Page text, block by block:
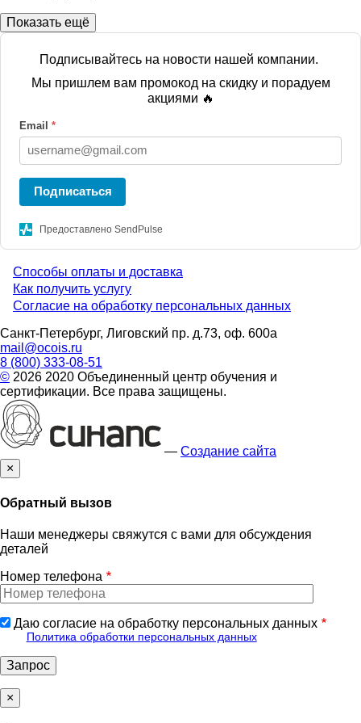
Показать ещё
Подписывайтесь на новости нашей компании.
Мы пришлем вам промокод на скидку и порадуем
акциями 🔥
Email *
Подписаться
Предоставлено SendPulse
Menu
footer
Способы оплаты и доставка
Как получить услугу
Согласие на обработку персональных данных
Санкт-Петербург, Лиговский пр. д.73, оф. 600а
mail@ocois.ru
8 (800) 333-08-51
© 2026 2020 Объединенный центр обучения и
сертификации. Все права защищены.
— Создание сайта
×
Обратный вызов
Наши менеджеры свяжутся с вами для обсуждения
деталей
Номер телефона
Даю согласие на обработку персональных данных
Политика обработки персональных данных
×